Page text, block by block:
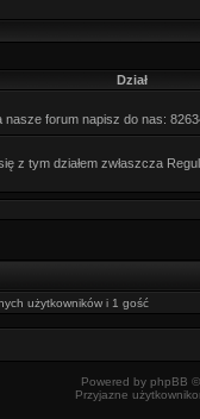
Dział
forum napisz do nas:
z tym działem zwłaszcza
użytkowników i 1 gość
Powered by phpBB
Przyjazne